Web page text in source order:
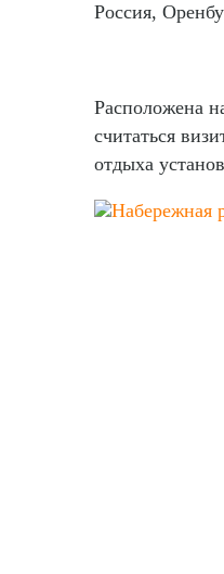
Россия,
Расположена
считаться
отдыха